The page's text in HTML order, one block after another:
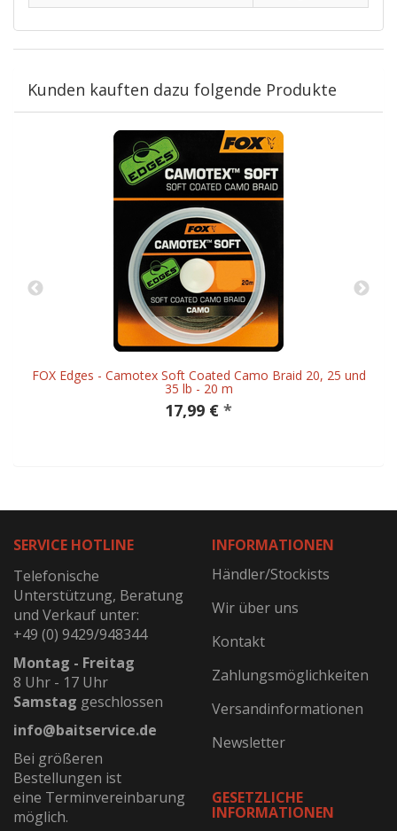
Kunden kauften dazu folgende Produkte
FOX Edges - Camotex Soft Coated Camo Braid 20, 25 und
35 lb - 20 m
17,99 € *
SERVICE HOTLINE
Telefonische
Unterstützung, Beratung
und Verkauf unter:
+49 (0) 9429/948344
Montag - Freitag
8 Uhr - 17 Uhr
Samstag geschlossen
info@baitservice.de
Bei größeren
Bestellungen ist
eine Terminvereinbarung
möglich.
INFORMATIONEN
Händler/Stockists
Wir über uns
Kontakt
Zahlungsmöglichkeiten
Versandinformationen
Newsletter
GESETZLICHE
INFORMATIONEN